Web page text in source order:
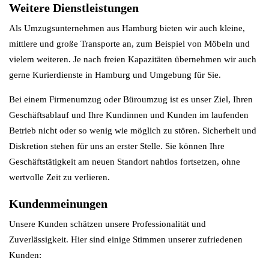
Weitere Dienstleistungen
Als Umzugsunternehmen aus Hamburg bieten wir auch kleine,
mittlere und große Transporte an, zum Beispiel von Möbeln und
vielem weiteren. Je nach freien Kapazitäten übernehmen wir auch
gerne Kurierdienste in Hamburg und Umgebung für Sie.
Bei einem Firmenumzug oder Büroumzug ist es unser Ziel, Ihren
Geschäftsablauf und Ihre Kundinnen und Kunden im laufenden
Betrieb nicht oder so wenig wie möglich zu stören. Sicherheit und
Diskretion stehen für uns an erster Stelle. Sie können Ihre
Geschäftstätigkeit am neuen Standort nahtlos fortsetzen, ohne
wertvolle Zeit zu verlieren.
Kundenmeinungen
Unsere Kunden schätzen unsere Professionalität und
Zuverlässigkeit. Hier sind einige Stimmen unserer zufriedenen
Kunden: